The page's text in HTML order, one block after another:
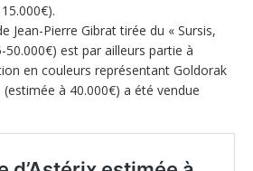
Jean-Pierre Gibrat tirée du « Sursis,
est par ailleurs partie à
en couleurs représentant Goldorak
à 40.000€) a été vendue